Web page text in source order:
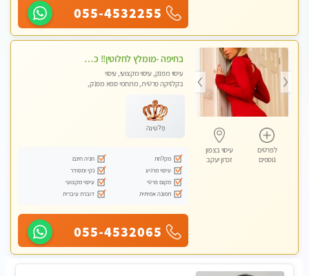
055-4532255
לפרטים
נוספים
עיסוי בצפון
זכרון יעקב
בחיפה -מומלץ לחלוטין!! כל סוגי העיסויים מעסה מקצועית ואיכותית פרטי!!!
עיסוי מפנק, עיסוי מקצועי, עיסוי
בקלניקה פרטית, מתחמי ספא מפנק,
טנטרה
פלטינה
מקלחת
חניה חינם
עיסוי מרגיע
נקי ומסודר
מקום פרטי
עיסוי מקצועי
תמונה אמיתית
דוברת עיברית
055-4532065